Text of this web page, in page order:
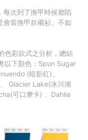
每次到了換甲時候都陷
會當換甲款襯衫。不如
色彩款式之分析，總結
以下顏色：Spun Sugar
(暗影紅)、
Glacier Lake(冰川湖
可口摩卡) 、Dahlia